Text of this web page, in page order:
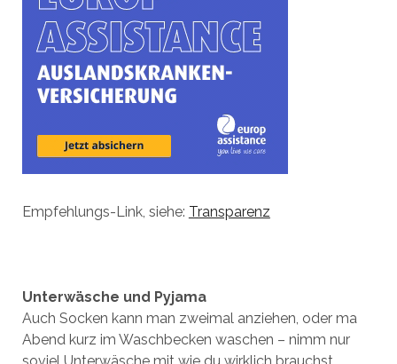
Empfehlungs-Link, siehe: Transparenz
Unterwäsche und Pyjama
Auch Socken kann man zweimal anziehen, oder ma
Abend kurz im Waschbecken waschen – nimm nur